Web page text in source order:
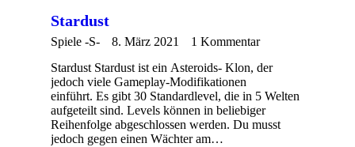
Stardust
Spiele -S- 8. März 2021
1 Kommentar
Stardust Stardust ist ein Asteroids- Klon, der
jedoch viele Gameplay-Modifikationen
einführt. Es gibt 30 Standardlevel, die in 5 Welten
aufgeteilt sind. Levels können in beliebiger
Reihenfolge abgeschlossen werden. Du musst
jedoch gegen einen Wächter am…